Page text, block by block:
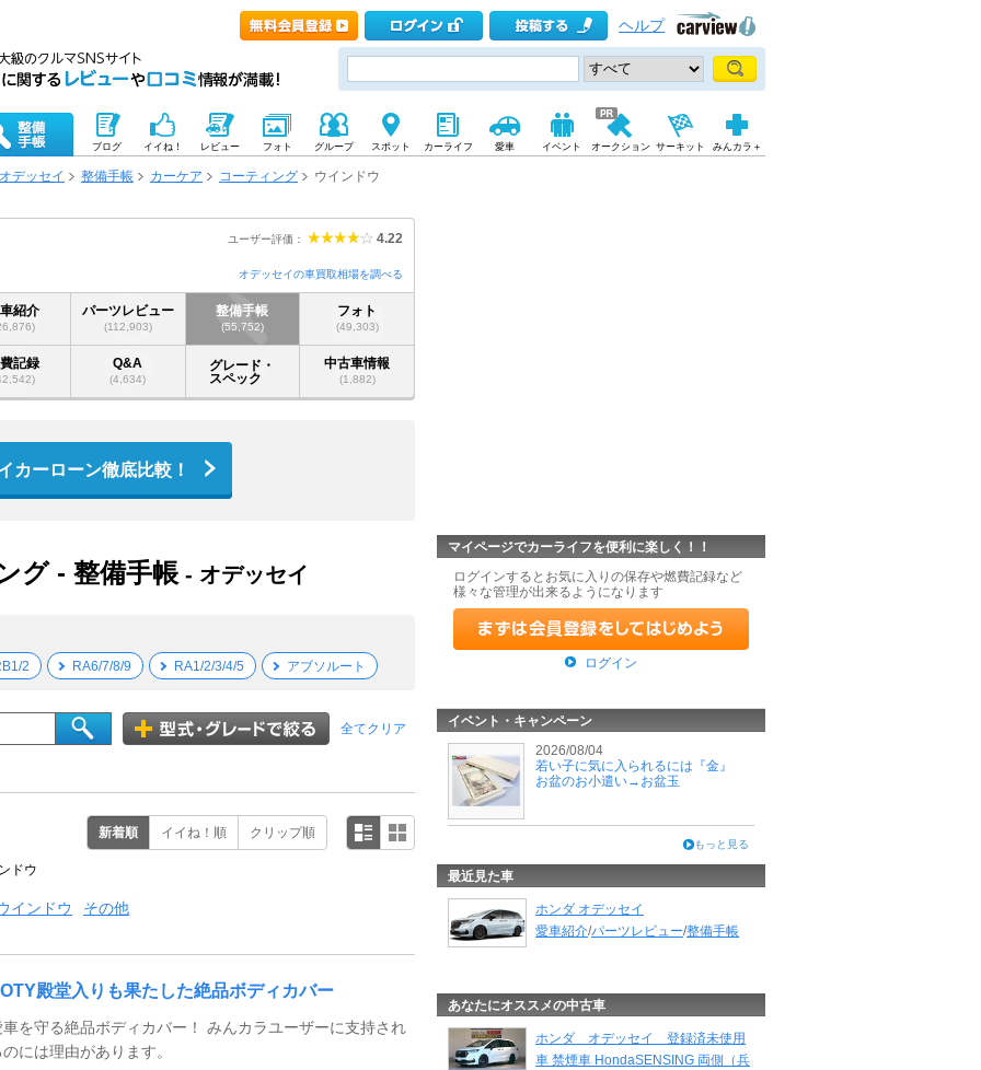
ヘルプ
ブログ イイね！ レビュー フォト グループ スポット カーライフ 愛車 イベント オークション サーキット みんカラ＋
オデッセイ 整備手帳 カーケア コーティング ウインドウ
ユーザー評価： 4.22
オデッセイの車買取相場を調べる
紹介 パーツレビュー
(112,903)
整備手帳
(55,752)
フォト
(49,303)
記録 Q&A
(4,634)
グレード・
スペック
中古車情報
(1,882)
カーローン徹底比較！
グ - 整備手帳 - オデッセイ
2 RA6/7/8/9 RA1/2/3/4/5 アブソルート
全てクリア
新着順 イイね！順 クリップ順
ドウ
インドウ その他
殿堂入りも果たした絶品ボディカバー
車を守る絶品ボディカバー！ みんカラユーザーに支持され
には理由があります。
マイページでカーライフを便利に楽しく！！
ログインするとお気に入りの保存や燃費記録など
様々な管理が出来るようになります
ログイン
イベント・キャンペーン
2026/08/04
若い子に気に入られるには『金』
お盆のお小遣い→お盆玉
もっと見る
最近見た車
ホンダ オデッセイ
愛車紹介/パーツレビュー/整備手帳
あなたにオススメの中古車
ホンダ オデッセイ 登録済未使用
車 禁煙車 HondaSENSING 両側（兵